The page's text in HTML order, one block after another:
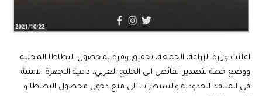
اعلنت وزارة الزراعة، الجمعة، تحقيق وفرة بمحصول البطاطا المحلية
ووضع خطة لتصدير الفائض الى الخليج العربي، داعية الاجهزة الامنية
في المنافذ الحدودية والسيطرات الى منع دخول محصول البطاطا و